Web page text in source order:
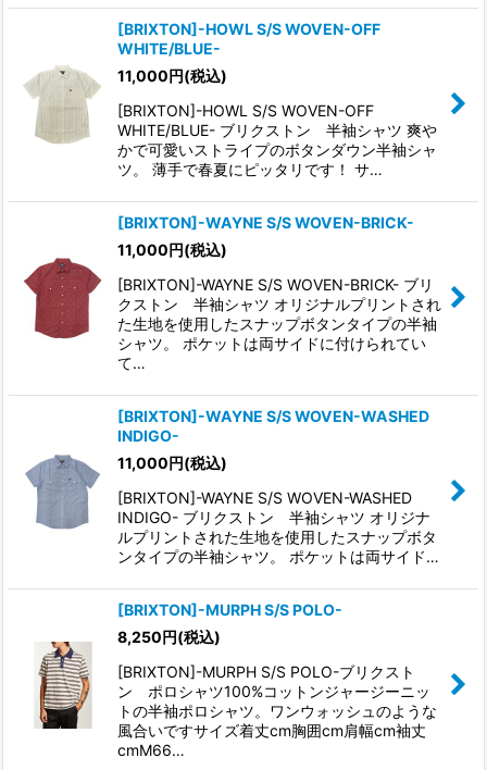
[BRIXTON]-HOWL S/S WOVEN-OFF
WHITE/BLUE-
11,000円(税込)
[BRIXTON]-HOWL S/S WOVEN-OFF
WHITE/BLUE- ブリクストン 半袖シャツ 爽や
かで可愛いストライプのボタンダウン半袖シャ
ツ。 薄手で春夏にピッタリです！ サ…
[BRIXTON]-WAYNE S/S WOVEN-BRICK-
11,000円(税込)
[BRIXTON]-WAYNE S/S WOVEN-BRICK- ブリ
クストン 半袖シャツ オリジナルプリントされ
た生地を使用したスナップボタンタイプの半袖
シャツ。 ポケットは両サイドに付けられてい
て…
[BRIXTON]-WAYNE S/S WOVEN-WASHED
INDIGO-
11,000円(税込)
[BRIXTON]-WAYNE S/S WOVEN-WASHED
INDIGO- ブリクストン 半袖シャツ オリジナ
ルプリントされた生地を使用したスナップボタ
ンタイプの半袖シャツ。 ポケットは両サイド…
[BRIXTON]-MURPH S/S POLO-
8,250円(税込)
[BRIXTON]-MURPH S/S POLO-ブリクスト
ン ポロシャツ100%コットンジャージーニッ
トの半袖ポロシャツ。ワンウォッシュのような
風合いですサイズ着丈cm胸囲cm肩幅cm袖丈
cmM66…